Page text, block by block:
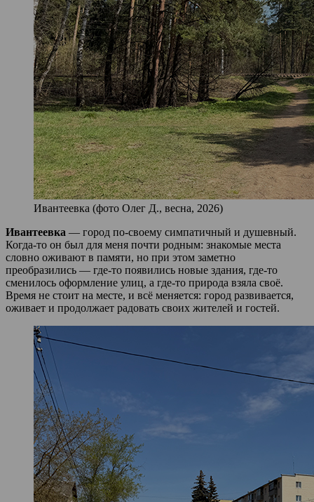
Ивантеевка (фото Олег Д., весна, 2026)
Ивантеевка — город по‑своему симпатичный и душевный.
Когда‑то он был для меня почти родным: знакомые места
словно оживают в памяти, но при этом заметно
преобразились — где‑то появились новые здания, где‑то
сменилось оформление улиц, а где‑то природа взяла своё.
Время не стоит на месте, и всё меняется: город развивается,
оживает и продолжает радовать своих жителей и гостей.